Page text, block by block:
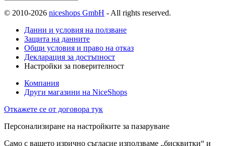
© 2010-2026 niceshops GmbH - All rights reserved.
Данни и условия на ползване
Защита на данните
Общи условия и право на отказ
Декларация за достъпност
Настройки за поверителност
Компания
Други магазини на NiceShops
Откажете се от договора тук
Персонализиране на настройките за пазаруване
Само с вашето изрично съгласие използваме „бисквитки“ и